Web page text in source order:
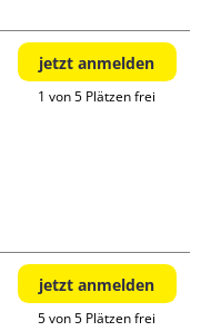
jetzt anmelden
1 von 5 Plätzen frei
jetzt anmelden
5 von 5 Plätzen frei